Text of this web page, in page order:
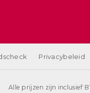
Privacybeleid
Alle prijzen zijn inclusief